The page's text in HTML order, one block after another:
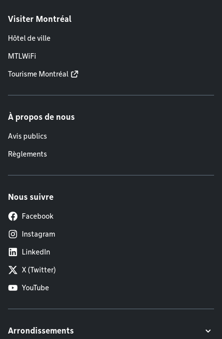
Visiter Montréal
Hôtel de ville
MTLWiFi
Tourisme Montréal
À propos de nous
Avis publics
Règlements
Nous suivre
Facebook
Instagram
LinkedIn
X (Twitter)
YouTube
Arrondissements